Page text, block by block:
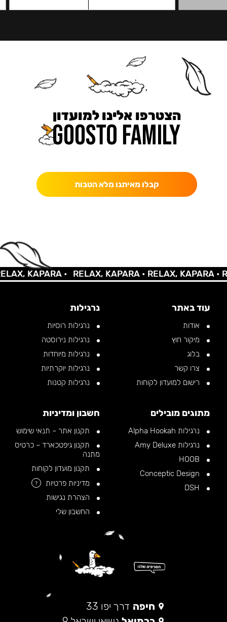
הצטרפו אלינו למועדון
קבלו מאיתנו מלא הטבות
KAPARA • RELAX, KAPARA •RELAX, KAPARA •
עוד באתר
אודות
מיקור חוץ
בלוג
צרו קשר
רישום למועדון לקוחות
נרגילות
נרגילות רוסיות
נרגילות נירוסטה
נרגילות מיוחדות
נרגילות יוקרתיות
נרגילות קטנות
מתוגים מובילים
נרגילות Alpha Hookah
נרגילות Amy Deluxe
חשבון ומדיניות
תקנון אתר – תנאי שימוש
תקנון גיפטכארד – כרטיס
מתנה
תקנון מועדון לקוחות
מדיניות פרטיות
?
הצהרת נגישות
החשבון שלי
חיפה דרך יפו 33